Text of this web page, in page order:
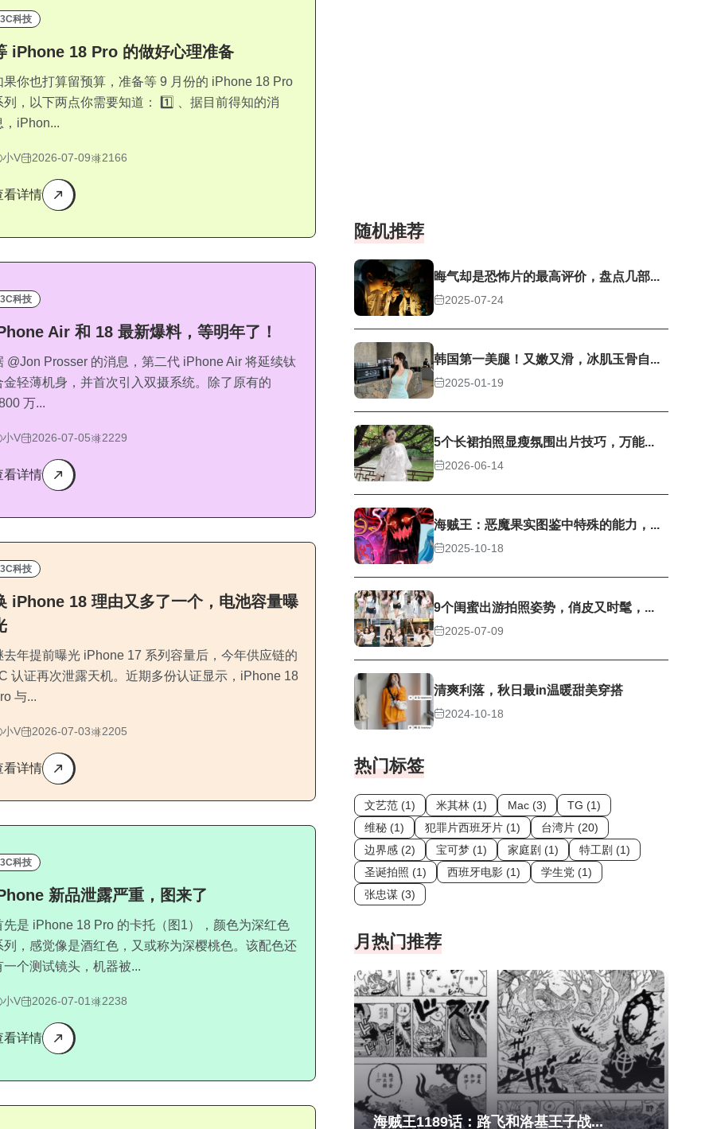
3C科技
iPhone 18 Pro 的做好心理准备
果你也打算留预算，准备等 9 月份的 iPhone 18 Pro
列，以下两点你需要知道： 1️⃣ 、据目前得知的消
，iPhon...
小V 2026-07-09 2166
看详情
3C科技
Air 和 18 最新爆料，等明年了！
@Jon Prosser 的消息，第二代 iPhone Air 将延续钛
金轻薄机身，并首次引入双摄系统。除了原有的
万...
小V 2026-07-05 2229
看详情
3C科技
iPhone 18 理由又多了一个，电池容量曝
去年提前曝光 iPhone 17 系列容量后，今年供应链的
认证再次泄露天机。近期多份认证显示，iPhone 18
与...
小V 2026-07-03 2205
看详情
3C科技
新品泄露严重，图来了
先是 iPhone 18 Pro 的卡托（图1），颜色为深红色
列，感觉像是酒红色，又或称为深樱桃色。该配色还
一个测试镜头，机器被...
小V 2026-07-01 2238
看详情
随机推荐
晦气却是恐怖片的最高评价，盘点几部...
2025-07-24
韩国第一美腿！又嫩又滑，冰肌玉骨自...
2025-01-19
5个长裙拍照显瘦氛围出片技巧，万能...
2026-06-14
海贼王：恶魔果实图鉴中特殊的能力，...
2025-10-18
9个闺蜜出游拍照姿势，俏皮又时髦，...
2025-07-09
清爽利落，秋日最in温暖甜美穿搭
2024-10-18
热门标签
文艺范 (1) 米其林 (1) Mac (3)
TG (1)
维秘 (1)
犯罪片西班牙片 (1)
台湾片 (20)
边界感 (2)
宝可梦 (1) 家庭剧 (1)
特工剧 (1)
圣诞拍照 (1)
西班牙电影 (1)
学生党 (1)
张忠谋 (3)
月热门推荐
海贼王1189话：路飞和洛基王子战...